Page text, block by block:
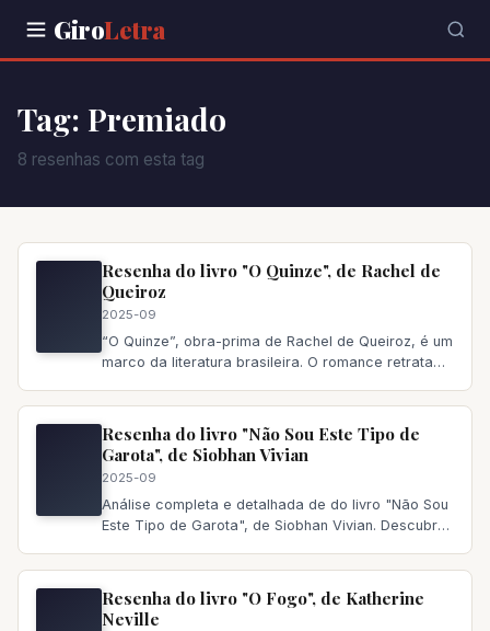
GiroLetra
Tag: Premiado
8 resenhas com esta tag
Resenha do livro "O Quinze", de Rachel de
Queiroz
2025-09
“O Quinze”, obra-prima de Rachel de Queiroz, é um
marco da literatura brasileira. O romance retrata
Resenha do livro "Não Sou Este Tipo de
Garota", de Siobhan Vivian
2025-09
Análise completa e detalhada de do livro "Não Sou
Este Tipo de Garota", de Siobhan Vivian. Descubra
Resenha do livro "O Fogo", de Katherine
Neville